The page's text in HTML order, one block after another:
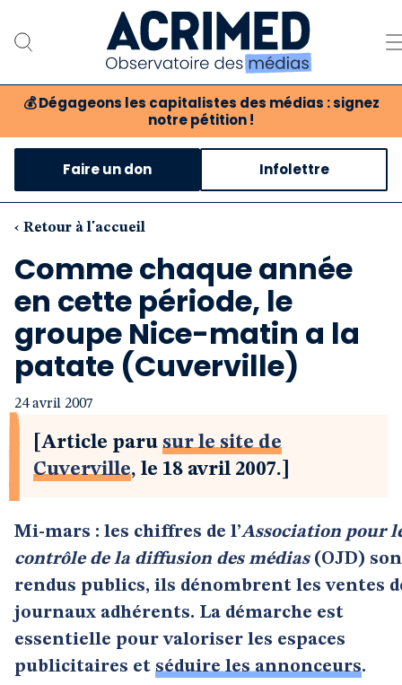
💰 Dégageons les capitalistes des médias : signez
notre pétition !
Notre association
Notre critique des médias
Nos propositions
Notre revue
Boutique
Faire un don Infolettre
‹ Retour à l'accueil
Comme chaque année
en cette période, le
groupe Nice-matin a la
patate (Cuverville)
24 avril 2007
[Article paru sur le site de
Cuverville, le 18 avril 2007.]
Mi-mars : les chiffres de l’Association pour
contrôle de la diffusion des médias(OJD)
rendus publics, ils dénombrent les ventes
journaux adhérents. La démarche est
essentielle pour valoriser les espaces
publicitaires et séduire les annonceurs.